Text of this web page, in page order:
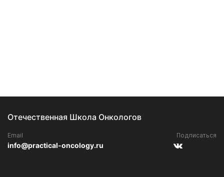
Отечественная Школа Онкологов
Email
info@practical-oncology.ru
Подписаться